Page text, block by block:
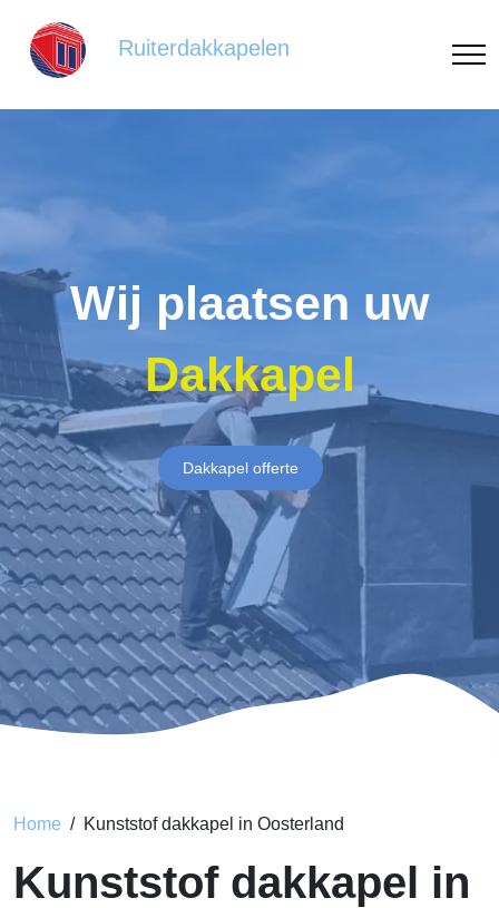
Ruiterdakkapelen
Wij plaatsen uw
Dakkapel
Dakkapel offerte
Home Kunststof dakkapel in Oosterland
Kunststof dakkapel in